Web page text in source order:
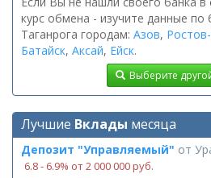
курс обмена - изучите данные
Таганрога городам: Азов,
Батайск, Аксай, Ейск.
Выберите
Лучшие Вклады месяца
Депозит "Управляемый" от
6.8 ‑ 6.9% от 2 000 000 руб.